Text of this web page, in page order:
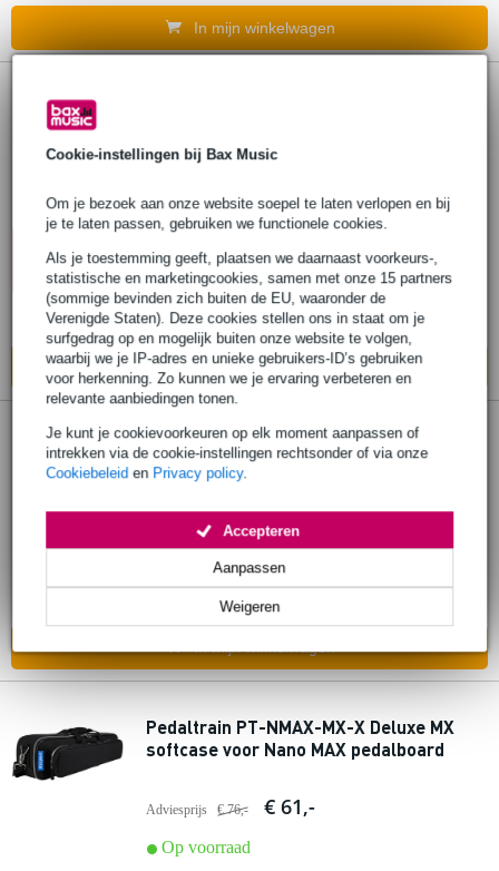
Cookie-instellingen bij Bax Music
Om je bezoek aan onze website soepel te laten verlopen en bij
je te laten passen, gebruiken we functionele cookies.
Als je toestemming geeft, plaatsen we daarnaast voorkeurs-,
statistische en marketingcookies, samen met onze 15 partners
(sommige bevinden zich buiten de EU, waaronder de
Verenigde Staten). Deze cookies stellen ons in staat om je
surfgedrag op en mogelijk buiten onze website te volgen,
waarbij we je IP-adres en unieke gebruikers-ID’s gebruiken
voor herkenning. Zo kunnen we je ervaring verbeteren en
relevante aanbiedingen tonen.
Je kunt je cookievoorkeuren op elk moment aanpassen of
intrekken via de cookie-instellingen rechtsonder of via onze
Cookiebeleid en Privacy policy.
Weigeren
Aanpassen
Accepteren
In mijn winkelwagen
KORTING MET
CODE: EXTRA10
koffer voor Classic JR, PT-JR en Novo 18
Op voorraad
Ook in1 winkelop voorraad
In mijn winkelwagen
Pedaltrain PT-M20-BTC-X Black Tour
Case koffer voor Metro 20 pedalboard
€ 168,-
Op voorraad
1 winkel
Pedaltrain PT-NMAX-MX-X Deluxe MX
softcase voor Nano MAX pedalboard
Adviesprijs € 76,- € 61,-
Op voorraad